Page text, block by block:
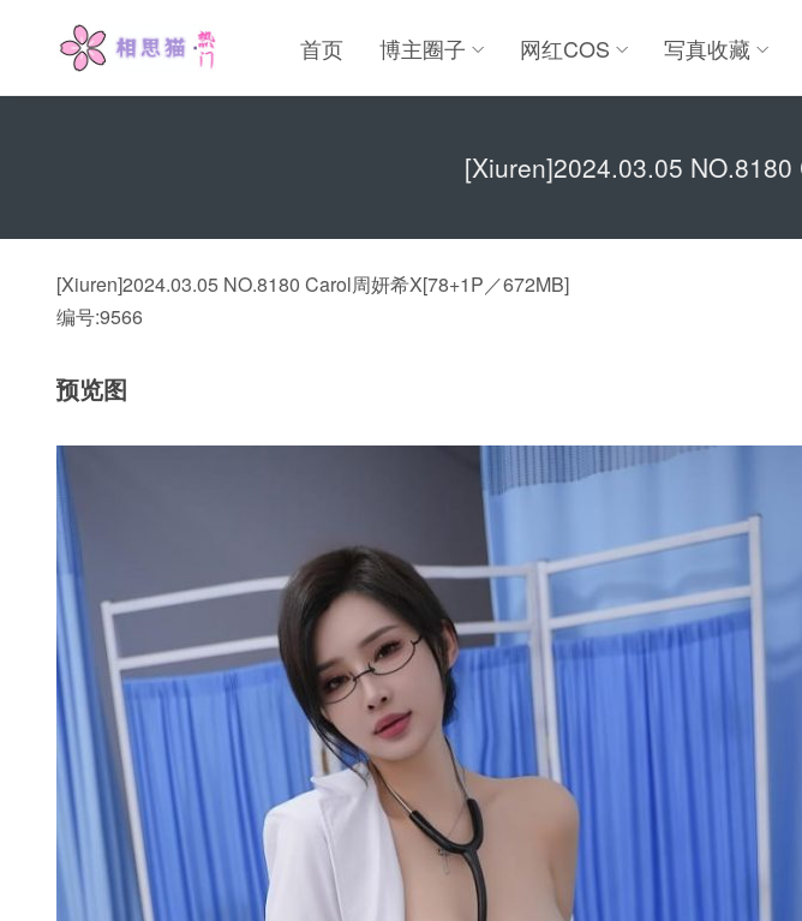
首页 博主圈子 网红COS 写真收藏
[Xiuren]2024.03.05
[Xiuren]2024.03.05 NO.8180 Carol周妍希X[78+1P／672MB]
编号:9566
预览图